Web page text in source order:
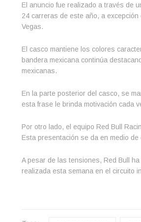
El anuncio fue realizado a través de
24 carreras de este año, a
Vegas.
El casco mantiene los colores
bandera mexicana continúa
mexicanas.
En la parte posterior del casco, se
esta frase le brinda motivación cada
Por otro lado, el equipo Red Bull
Esta presentación se da en medio
A pesar de las tensiones, Red Bull
realizada esta semana en el circuito